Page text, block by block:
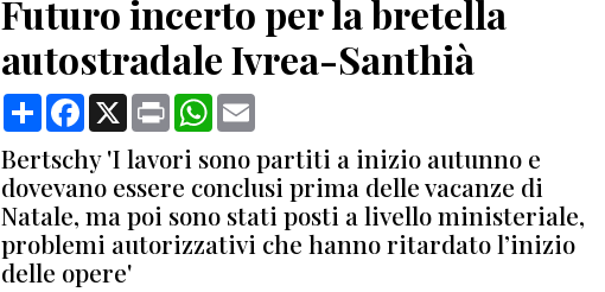
Futuro incerto per la bretella
autostradale Ivrea-Santhià
CondividiFacebook
X Print WhatsApp
Bertschy 'I lavori sono partiti a inizio autunno e
dovevano essere conclusi prima delle vacanze di
Natale, ma poi sono stati posti a livello ministeriale,
problemi autorizzativi che hanno ritardato l’inizio
delle opere'